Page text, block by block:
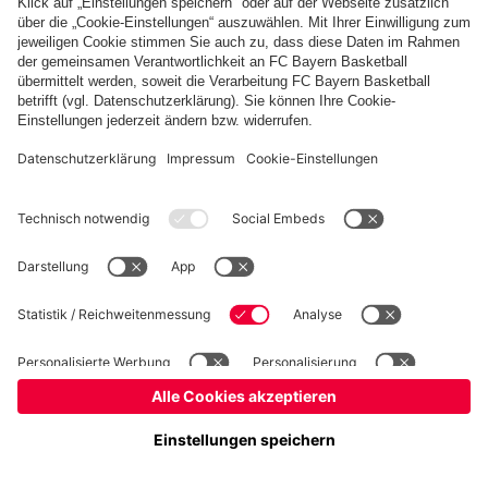
Kinder- und Jugendschutz Hinweisgebersystem FAQ Kontakt
Verträge hier kündigen Cookie-Einstellungen